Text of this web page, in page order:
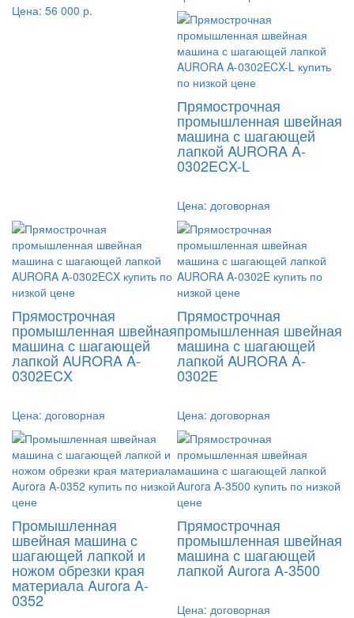
Цена: 56 000 р.
Прямострочная
промышленная швейная
машина с шагающей
лапкой AURORA A-
0302ECX-L
Цена: договорная
Прямострочная
промышленная швейная
машина с шагающей
лапкой AURORA A-
0302ECX
Цена: договорная
Прямострочная
промышленная швейная
машина с шагающей
лапкой AURORA A-
0302E
Цена: договорная
Промышленная
швейная машина с
шагающей лапкой и
ножом обрезки края
материала Aurora A-
0352
Прямострочная
промышленная швейная
машина с шагающей
лапкой Aurora A-3500
Цена: договорная